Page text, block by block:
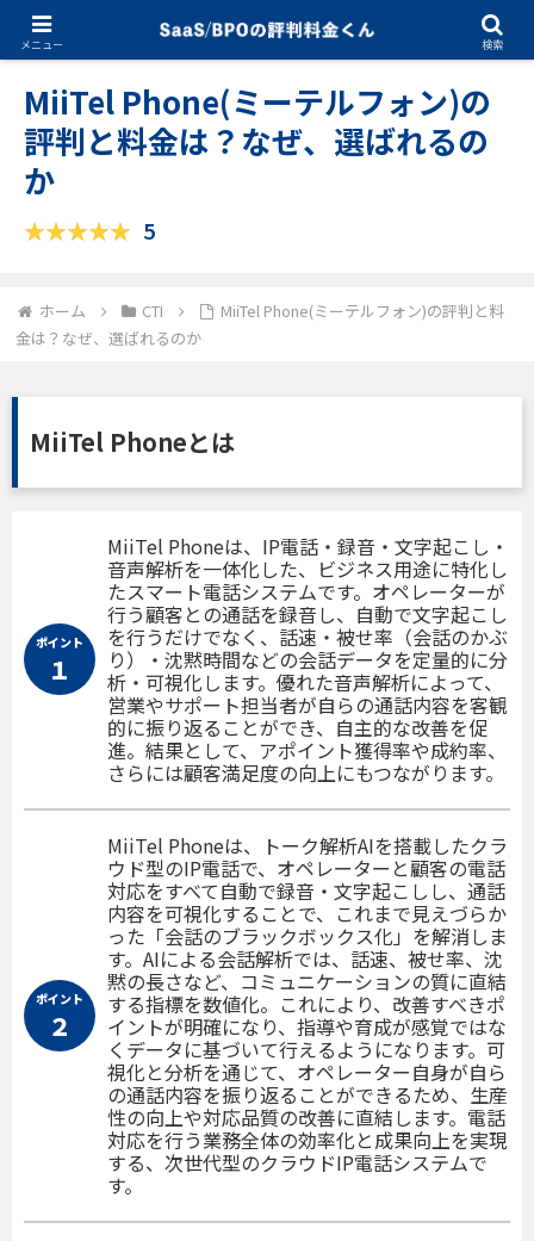
CTI 10.15.2025
MiiTel Phone(ミーテルフォン)の
評判と料金は？なぜ、選ばれるの
か
5
ホーム CTI
MiiTel Phone(ミーテルフォン)の評判と料
金は？なぜ、選ばれるのか
MiiTel Phoneとは
ポイント
１
MiiTel Phoneは、IP電話・録音・文字起こし・
音声解析を一体化した、ビジネス用途に特化し
たスマート電話システムです。オペレーターが
行う顧客との通話を録音し、自動で文字起こし
を行うだけでなく、話速・被せ率（会話のかぶ
り）・沈黙時間などの会話データを定量的に分
析・可視化します。優れた音声解析によって、
営業やサポート担当者が自らの通話内容を客観
的に振り返ることができ、自主的な改善を促
進。結果として、アポイント獲得率や成約率、
さらには顧客満足度の向上にもつながります。
ポイント
２
MiiTel Phoneは、トーク解析AIを搭載したクラ
ウド型のIP電話で、オペレーターと顧客の電話
対応をすべて自動で録音・文字起こしし、通話
内容を可視化することで、これまで見えづらか
った「会話のブラックボックス化」を解消しま
す。AIによる会話解析では、話速、被せ率、沈
黙の長さなど、コミュニケーションの質に直結
する指標を数値化。これにより、改善すべきポ
イントが明確になり、指導や育成が感覚ではな
くデータに基づいて行えるようになります。可
視化と分析を通じて、オペレーター自身が自ら
の通話内容を振り返ることができるため、生産
性の向上や対応品質の改善に直結します。電話
対応を行う業務全体の効率化と成果向上を実現
する、次世代型のクラウドIP電話システムで
す。
メニュー 検索